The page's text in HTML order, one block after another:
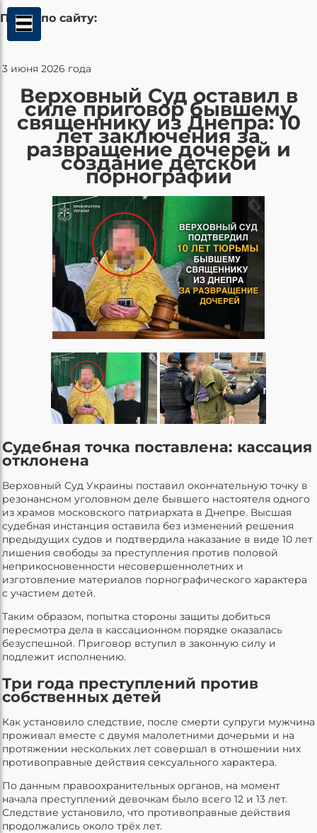
Поиск по сайту:
3 июня 2026 года
Верховный Суд оставил в
силе приговор бывшему
священнику из Днепра: 10
лет заключения за
развращение дочерей и
создание детской
порнографии
Судебная точка поставлена: кассация
отклонена
Верховный Суд Украины поставил окончательную точку в
резонансном уголовном деле бывшего настоятеля одного
из храмов московского патриархата в Днепре. Высшая
судебная инстанция оставила без изменений решения
предыдущих судов и подтвердила наказание в виде 10 лет
лишения свободы за преступления против половой
неприкосновенности несовершеннолетних и
изготовление материалов порнографического характера
с участием детей.
Таким образом, попытка стороны защиты добиться
пересмотра дела в кассационном порядке оказалась
безуспешной. Приговор вступил в законную силу и
подлежит исполнению.
Три года преступлений против
собственных детей
Как установило следствие, после смерти супруги мужчина
проживал вместе с двумя малолетними дочерьми и на
протяжении нескольких лет совершал в отношении них
противоправные действия сексуального характера.
По данным правоохранительных органов, на момент
начала преступлений девочкам было всего 12 и 13 лет.
Следствие установило, что противоправные действия
продолжались около трёх лет.